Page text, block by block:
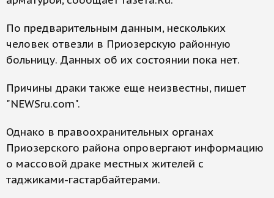
По предварительным данным, нескольких
человек отвезли в Приозерскую районную
больницу. Данных об их состоянии пока нет.
Причины драки также еще неизвестны, пишет
"NEWSru.com".
Однако в правоохранительных органах
Приозерского района опровергают информацию
о массовой драке местных жителей с
таджиками-гастарбайтерами.